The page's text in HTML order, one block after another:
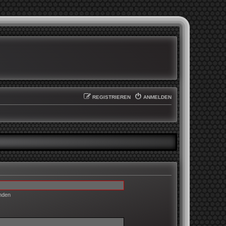
ANMELDEN
REGISTRIEREN